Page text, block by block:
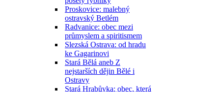
Proskovice: malebný
ostravský Betlém
Radvanice: obec mezi
průmyslem a spiritismem
Slezská Ostrava: od hradu
ke Gagarinovi
Stará Bělá aneb Z
nejstarších dějin Bělé i
Ostravy
Stará Hrabůvka: obec, která